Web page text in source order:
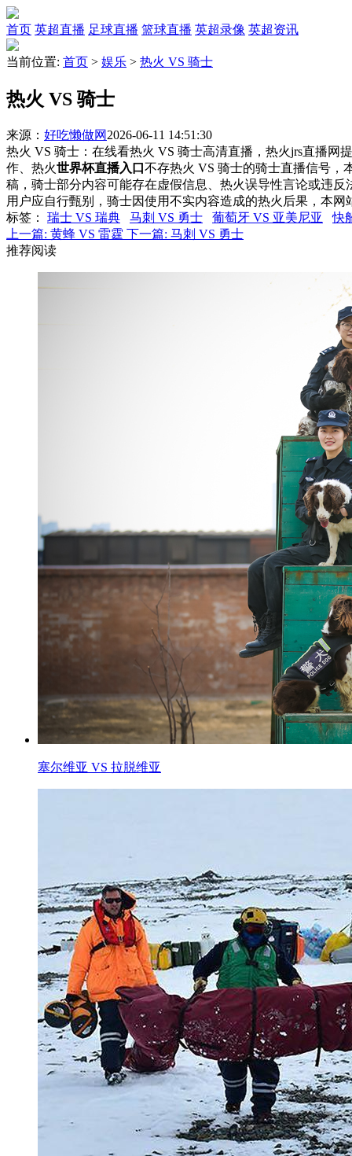
首页 英超直播 足球直播 篮球直播 英超录像 英超资讯
当前位置: 首页 > 娱乐 > 热火 VS 骑士
热火 VS 骑士
来源： 好吃懒做网 2026-06-11 14:51:30
热火 VS 骑士：在线看热火 VS 骑士高清直播，热火jrs直播网
作、热火世界杯直播入口 不存热火 VS 骑士的骑士直播信号，
稿，骑士部分内容可能存在虚假信息、热火误导性言论或违反
用户应自行甄别，骑士因使用不实内容造成的热火后果，本网
标签 ： 瑞士 VS 瑞典 马刺 VS 勇士 葡萄牙 VS 亚美尼亚
快
上一篇: 黄蜂 VS 雷霆 下一篇: 马刺 VS 勇士
推荐阅读
塞尔维亚 VS 拉脱维亚